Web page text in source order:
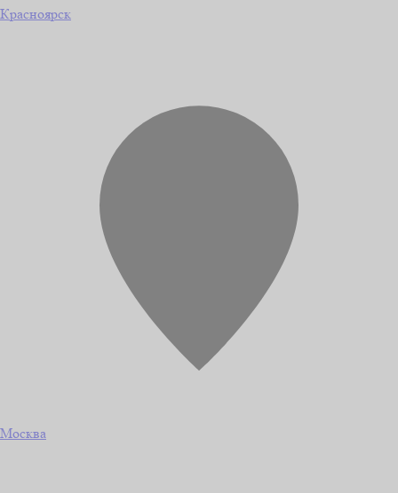
Красноярск
Москва